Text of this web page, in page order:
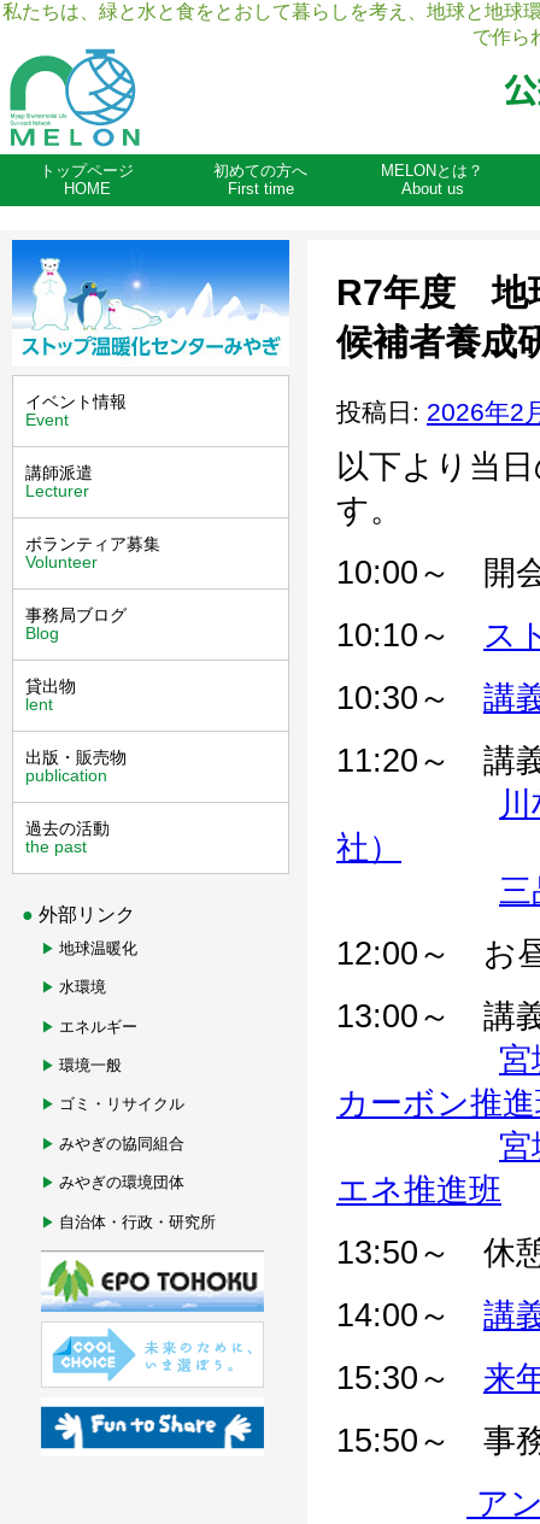
私たちは、緑と水と食をとおして暮らしを考え、地球と地球
で作ら
トップページ
HOME
初めての方へ
First time
MELONとは？
About us
イベント情報
Event
講師派遣
Lecturer
ボランティア募集
Volunteer
事務局ブログ
Blog
貸出物
lent
出版・販売物
publication
過去の活動
the past
外部リンク
地球温暖化
水環境
エネルギー
環境一般
ゴミ・リサイクル
みやぎの協同組合
みやぎの環境団体
自治体・行政・研究所
R7年度 地
候補者養成
投稿日: 2026年2
以下より当
す。
10:00～ 開
10:10～ ス
10:30～ 講
11:20～ 講
社）
三
12:00～ お
13:00～ 講
宮
カーボン推
宮
エネ推進班
13:50～ 休
14:00～ 講
15:30～ 来
15:50～ 事
ア